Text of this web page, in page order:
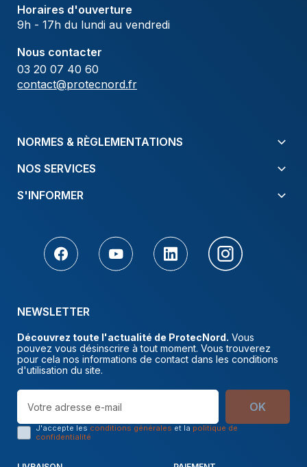
Horaires d'ouverture
9h - 17h du lundi au vendredi
Nous contacter
03 20 07 40 60
contact@protecnord.fr
NORMES & RÈGLEMENTATIONS
NOS SERVICES
S'INFORMER
NEWSLETTER
Découvrez toute l'actualité de ProtecNord. Vous
pouvez vous désinscrire à tout moment. Vous trouverez
pour cela nos informations de contact dans les conditions
d'utilisation du site.
OK
J'accepte les conditions générales et la politique de
confidentialité